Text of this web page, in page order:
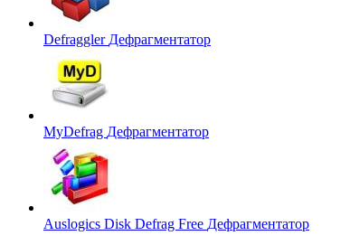
Defraggler Дефрагментатор
MyDefrag Дефрагментатор
Auslogics Disk Defrag Free Дефрагментатор